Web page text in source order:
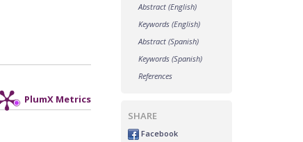
PlumX Metrics
Abstract (English)
Keywords (English)
Abstract (Spanish)
Keywords (Spanish)
References
SHARE
Facebook